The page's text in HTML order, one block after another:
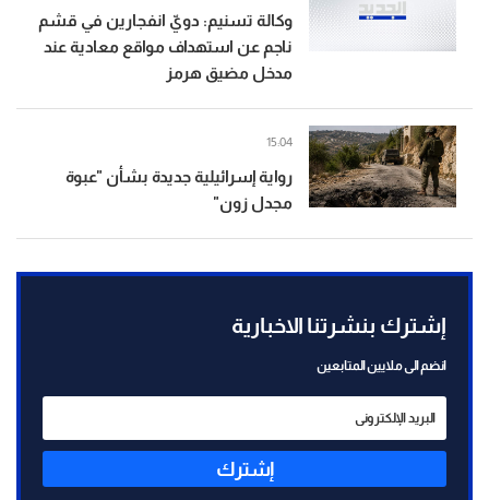
وكالة تسنيم: دويّ انفجارين في قشم
ناجم عن استهداف مواقع معادية عند
مدخل مضيق هرمز
رواية إسرائيلية جديدة بشأن "عبوة
مجدل زون"
15:04
إشترك بنشرتنا الاخبارية
انضم الى ملايين المتابعين
إشترك